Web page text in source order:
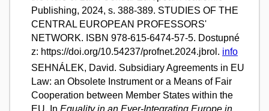
Publishing, 2024, s. 388-389. STUDIES OF THE
CENTRAL EUROPEAN PROFESSORS'
NETWORK. ISBN 978-615-6474-57-5. Dostupné
z: https://doi.org/10.54237/profnet.2024.jbrol. info
SEHNÁLEK, David. Subsidiary Agreements in EU
Law: an Obsolete Instrument or a Means of Fair
Cooperation between Member States within the
EU. In Equality in an Ever-Integrating Europe in